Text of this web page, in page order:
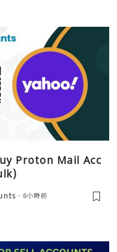
Proton Mail Acc
8小時前